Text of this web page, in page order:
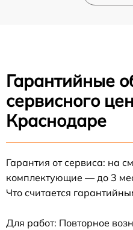
Гарантийные
сервисного
Краснодаре
Гарантия от сервиса: на
комплектующие — до 3
Что считается
Для работ: Повторное